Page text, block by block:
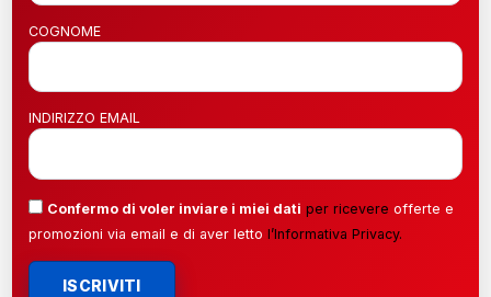
COGNOME
INDIRIZZO EMAIL
Confermo di voler inviare i miei dati per ricevere offerte e
promozioni via email e di aver letto l’Informativa Privacy.
ISCRIVITI